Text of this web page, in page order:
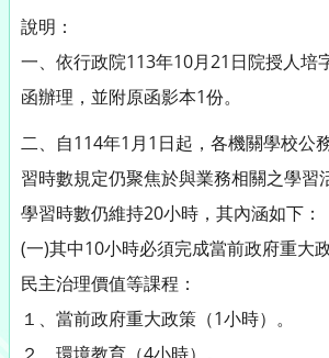
說明：
一、依行政院113年10月21日院授人培
函辦理，並附原函影本1份。
二、自114年1月1日起，各機關學校公
習時數規定仍聚焦於與業務相關之學習
學習時數仍維持20小時，其內涵如下：
(一)其中10小時必須完成當前政府重大
民主治理價值等課程：
１、當前政府重大政策（1小時）。